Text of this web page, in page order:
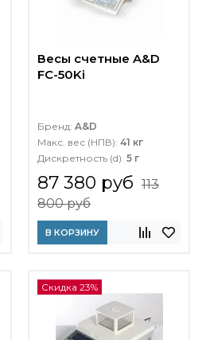
Весы счетные A&D
FC-50Ki
Бренд: A&D
Макс. вес (НПВ): 41 кг
Дискретность (d): 5 г
87 380 руб 113
800 руб
В КОРЗИНУ
Скидка 23%